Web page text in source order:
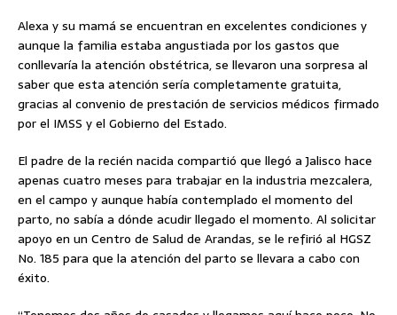
Alexa y su mamá se encuentran en excelentes condiciones y
aunque la familia estaba angustiada por los gastos que
conllevaría la atención obstétrica, se llevaron una sorpresa al
saber que esta atención sería completamente gratuita,
gracias al convenio de prestación de servicios médicos firmado
por el IMSS y el Gobierno del Estado.
El padre de la recién nacida compartió que llegó a Jalisco hace
apenas cuatro meses para trabajar en la industria mezcalera,
en el campo y aunque había contemplado el momento del
parto, no sabía a dónde acudir llegado el momento. Al solicitar
apoyo en un Centro de Salud de Arandas, se le refirió al HGSZ
No. 185 para que la atención del parto se llevara a cabo con
éxito.